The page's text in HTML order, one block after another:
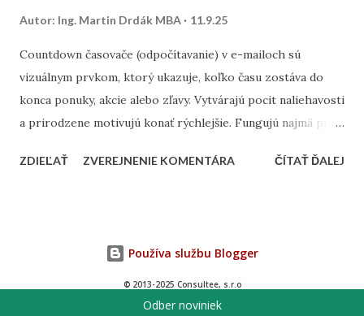
firmy vo vašom segmente. ➡️ Viac sa tejto téme venujeme v
článku: „Ako nájsť správne kľúčové slová pre malé firmy“ 2.
On-page SEO (čo viete spraviť priamo na webe) Tu ide o
úpravu obsahu a technických prvko...
Autor: Ing. Martin Drdák MBA 11.9.25
Countdown časovače (odpočítavanie) v e-mailoch sú
vizuálnym prvkom, ktorý ukazuje, koľko času zostáva do
konca ponuky, akcie alebo zľavy. Vytvárajú pocit naliehavosti
a prirodzene motivujú konať rýchlejšie. Fungujú najmä pri
doručení do Vianoc alebo posledných hodinách platnosti
to-action), teda pri tlačidle na nákup alebo registráciu.
Overené je, že vizuál pohybujúceho sa času zvyšuje mieru
preklikov a zároveň posilňuje dôveryhodnosť obmedzenej
ZDIEĽAŤ ZVEREJNENIE KOMENTÁRA ČÍTAŤ ĎALEJ
Používa službu Blogger
© 2013-2025 Consultee, s.r.o
Odber noviniek